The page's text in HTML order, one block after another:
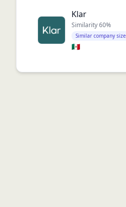
Klar
Similarity60%
Similar company size
🇲🇽